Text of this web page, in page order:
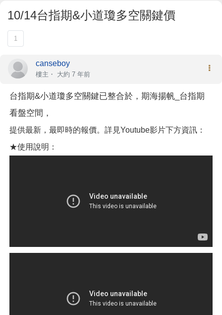
10/14台指期&小道瓊多空關鍵價
1
canseboy
樓主 ・ 大約 7 年前
台指期&小道瓊多空關鍵已整合於，期海揚帆_台指期
看盤空間，
提供最新，最即時的報價。詳見Youtube影片下方資訊：
★使用說明：